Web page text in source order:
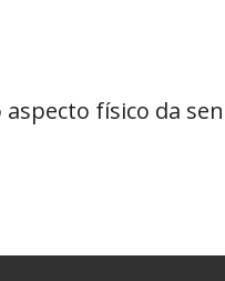
físico da